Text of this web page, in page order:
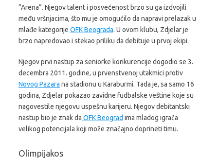
“Arena”. Njegov talent i posvećenost brzo su ga izdvojili
među vršnjacima, što mu je omogućilo da napravi prelazak u
mlađe kategorije OFK Beograda. U ovom klubu, Zdjelar je
brzo napredovao i stekao priliku da debituje u prvoj ekipi.
Njegov prvi nastup za seniorke konkurencije dogodio se 3.
decembra 2011. godine, u prvenstvenoj utakmici protiv
Novog Pazara na stadionu u Karaburmi. Tada je, sa samo 16
godina, Zdjelar pokazao zavidne fudbalske veštine koje su
nagovestile njegovu uspešnu karijeru. Njegov debitantski
nastup bio je znak da OFK Beograd ima mladog igrača
velikog potencijala koji može značajno doprineti timu.
Olimpijakos